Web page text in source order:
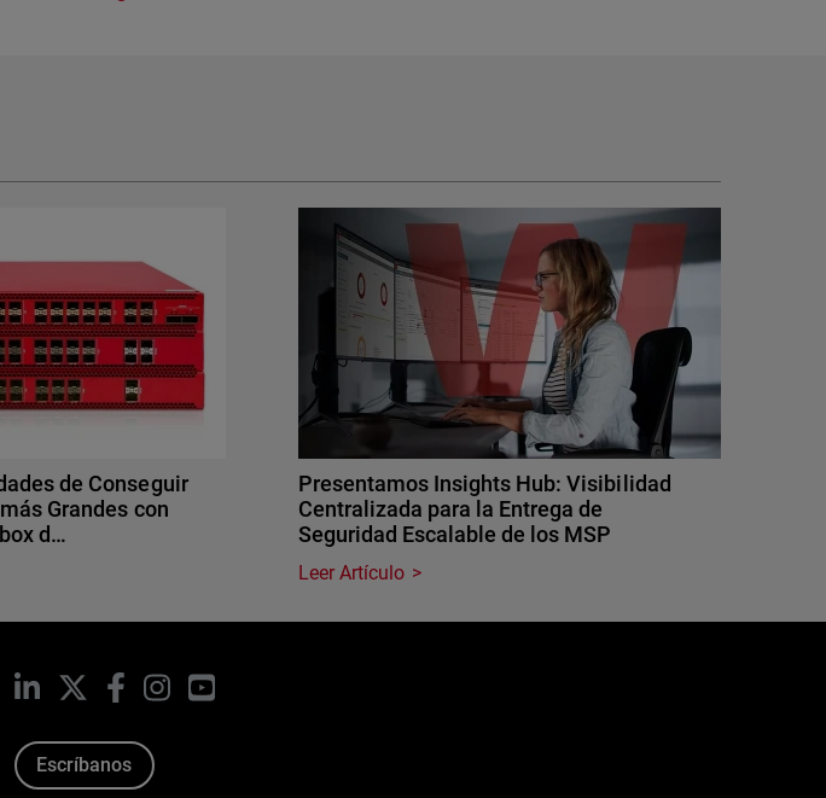
de Conseguir
Grandes con
d…
Presentamos Insights Hub: Visibilidad
Centralizada para la Entrega de
Seguridad Escalable de los MSP
Leer Artículo
LinkedIn Facebook
InstagramYouTube
Escríbanos